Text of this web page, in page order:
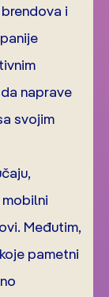
i
naprave
svojim
Međutim,
pametni